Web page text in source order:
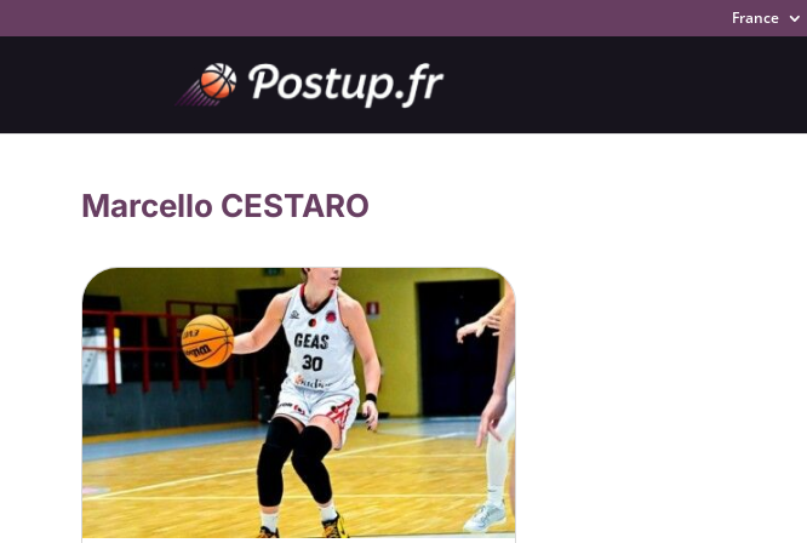
France
Marcello CESTARO